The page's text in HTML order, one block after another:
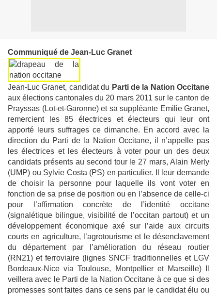
Communiqué de Jean-Luc Granet
Jean-Luc Granet, candidat du Parti de la Nation Occitane
aux élections cantonales du 20 mars 2011 sur le canton de
Prayssas (Lot-et-Garonne) et sa suppléante Emilie Granet,
remercient les 85 électrices et électeurs qui leur ont
apporté leurs suffrages ce dimanche. En accord avec la
direction du Parti de la Nation Occitane, il n’appelle pas
les électrices et les électeurs à voter pour un des deux
candidats présents au second tour le 27 mars, Alain Merly
(UMP) ou Sylvie Costa (PS) en particulier. Il leur demande
de choisir la personne pour laquelle ils vont voter en
fonction de sa prise de position ou en l’absence de celle-ci
pour l’affirmation concrète de l’identité occitane
(signalétique bilingue, visibilité de l’occitan partout) et un
développement économique axé sur l’aide aux circuits
courts en agriculture, l’agrotourisme et le désenclavement
du département par l’amélioration du réseau routier
(RN21) et ferroviaire (lignes SNCF traditionnelles et LGV
Bordeaux-Nice via Toulouse, Montpellier et Marseille) Il
veillera avec le Parti de la Nation Occitane à ce que si des
promesses sont faites dans ce sens par le candidat élu ou